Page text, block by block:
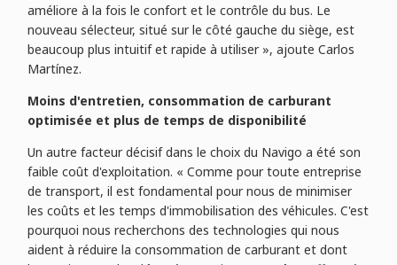
améliore à la fois le confort et le contrôle du bus. Le
nouveau sélecteur, situé sur le côté gauche du siège, est
beaucoup plus intuitif et rapide à utiliser », ajoute Carlos
Martínez.
Moins d'entretien, consommation de carburant
optimisée et plus de temps de disponibilité
Un autre facteur décisif dans le choix du Navigo a été son
faible coût d'exploitation. « Comme pour toute entreprise
de transport, il est fondamental pour nous de minimiser
les coûts et les temps d'immobilisation des véhicules. C'est
pourquoi nous recherchons des technologies qui nous
aident à réduire la consommation de carburant et dont